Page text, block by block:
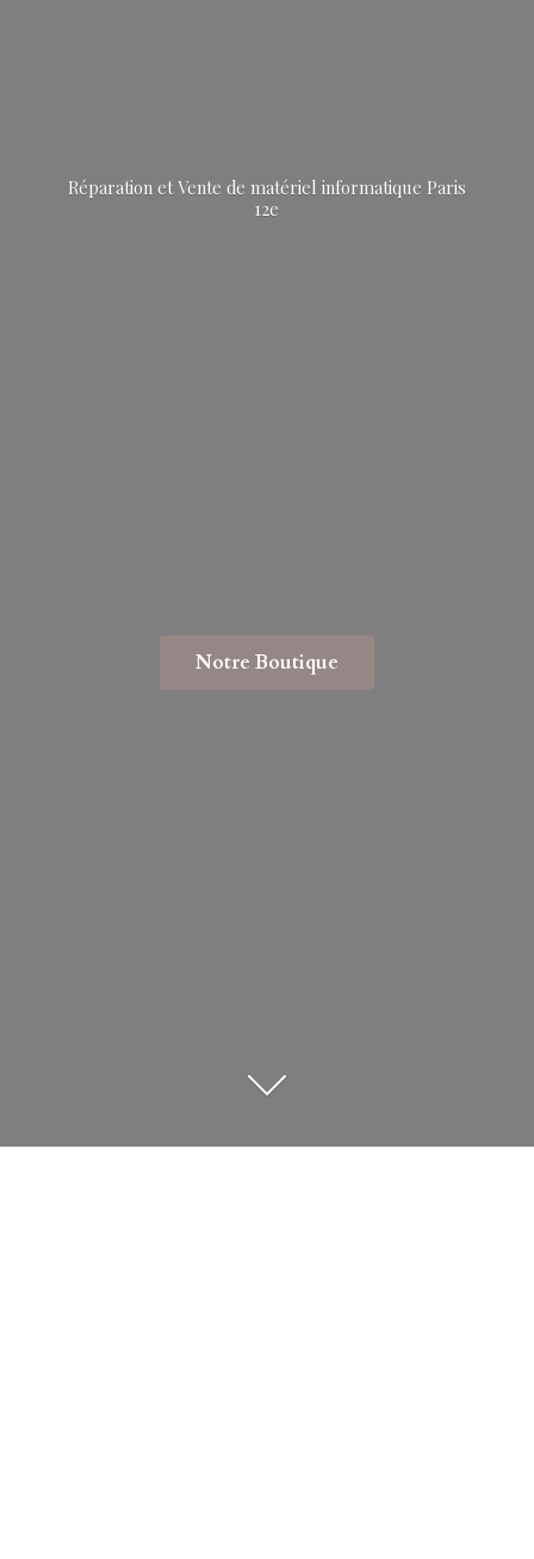
Réparation et Vente de matériel informatique Paris
12e
Notre Boutique